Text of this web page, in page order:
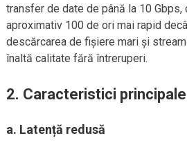
transfer de date de până la 10 Gbps,
aproximativ 100 de ori mai rapid
descărcarea de fișiere mari și
înaltă calitate fără întreruperi.
2. Caracteristici principale
a. Latență redusă